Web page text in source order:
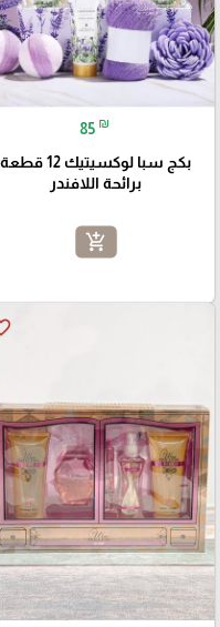
85 ₪
بكج سبا لوكسيتيك 12 قطعة
برائحة اللافندر
add_shopping_cart